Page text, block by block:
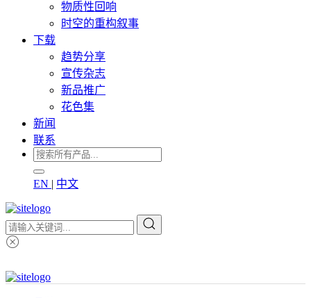
物质性回响
时空的重构叙事
下载
趋势分享
宣传杂志
新品推广
花色集
新闻
联系
EN | 中文